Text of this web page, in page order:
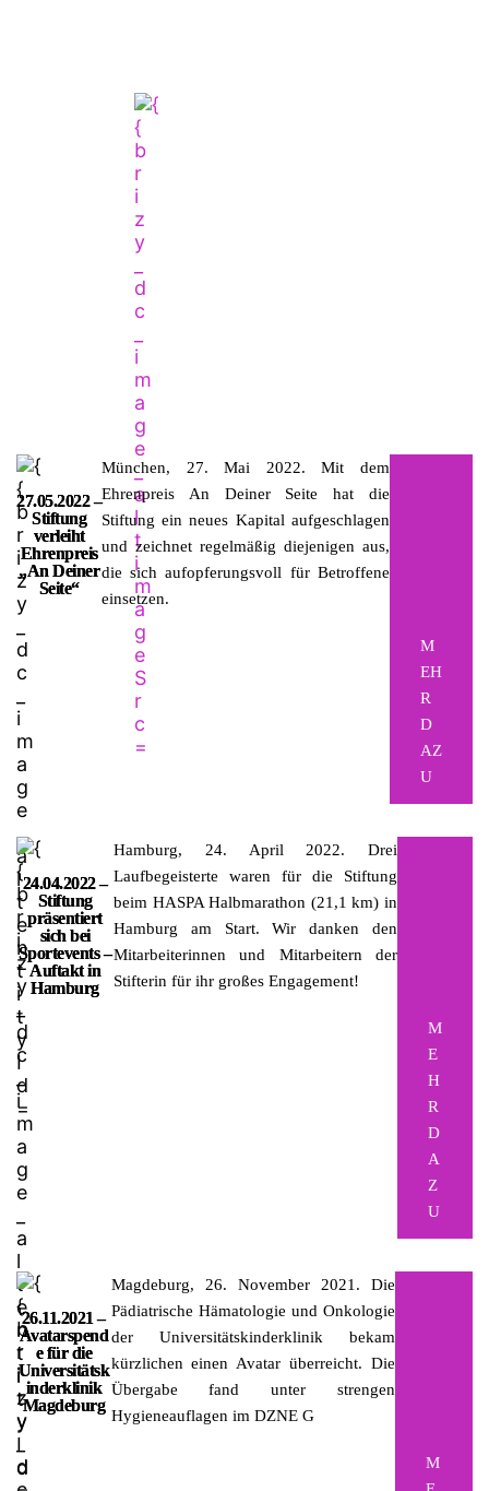
27.05.2022 –
Stiftung
verleiht
Ehrenpreis
„An Deiner
Seite“
München, 27. Mai 2022. Mit dem
Ehrenpreis An Deiner Seite hat die
Stiftung ein neues Kapital aufgeschlagen
und zeichnet regelmäßig diejenigen aus,
die sich aufopferungsvoll für Betroffene
einsetzen.
M
EH
R
D
AZ
U
24.04.2022 –
Stiftung
präsentiert
sich bei
Sportevents –
Auftakt in
Hamburg
Hamburg, 24. April 2022. Drei
Laufbegeisterte waren für die Stiftung
beim HASPA Halbmarathon (21,1 km) in
Hamburg am Start. Wir danken den
Mitarbeiterinnen und Mitarbeitern der
Stifterin für ihr großes Engagement!
M
E
H
R
D
A
Z
U
26.11.2021 –
Avatarspend
e für die
Universitätsk
inderklinik
Magdeburg
Magdeburg, 26. November 2021. Die
Pädiatrische Hämatologie und Onkologie
der Universitätskinderklinik bekam
kürzlichen einen Avatar überreicht. Die
Übergabe fand unter strengen
Hygieneauflagen im DZNE G
M